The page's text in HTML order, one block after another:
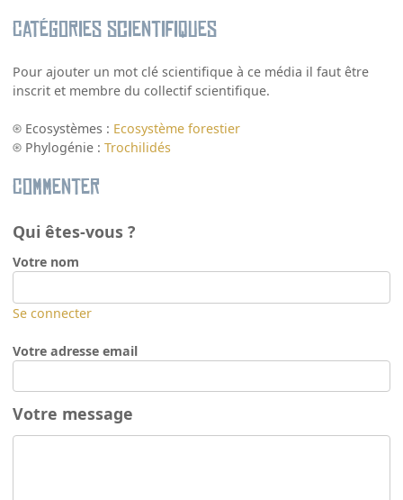
Catégories scientifiques
Pour ajouter un mot clé scientifique à ce média il faut être
inscrit et membre du collectif scientifique.
Ecosystèmes : Ecosystème forestier
Phylogénie :Trochilidés
Commenter
Qui êtes-vous ?
Votre nom
Se connecter
Votre adresse email
Votre message